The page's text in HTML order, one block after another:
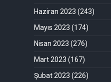
Haziran 2023 (243)
Mayıs 2023 (174)
Nisan 2023 (276)
Mart 2023 (167)
Şubat 2023 (226)